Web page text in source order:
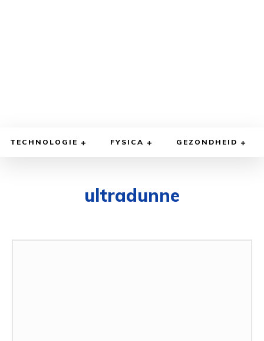
TECHNOLOGIE FYSICA GEZONDHEID
ultradunne